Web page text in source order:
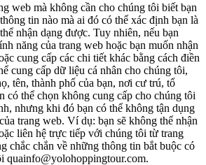
web mà không cần cho chúng tôi biết bạn
tin nào mà ai đó có thể xác định bạn là
nhận dạng được. Tuy nhiên, nếu bạn
năng của trang web hoặc bạn muốn nhận
cung cấp các chi tiết khác bằng cách điền
cung cấp dữ liệu cá nhân cho chúng tôi,
tên, thành phố của bạn, nơi cư trú, tổ
có thể chọn không cung cấp cho chúng tôi
nhưng khi đó bạn có thể không tận dụng
trang web. Ví dụ: bạn sẽ không thể nhận
liên hệ trực tiếp với chúng tôi từ trang
chắc chắn về những thông tin bắt buộc có
quainfo@yolohoppingtour.com.